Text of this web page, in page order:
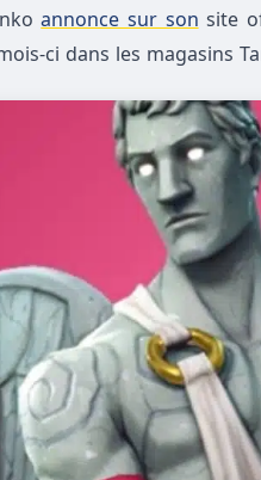
annonce sur son site
ci dans les magasins